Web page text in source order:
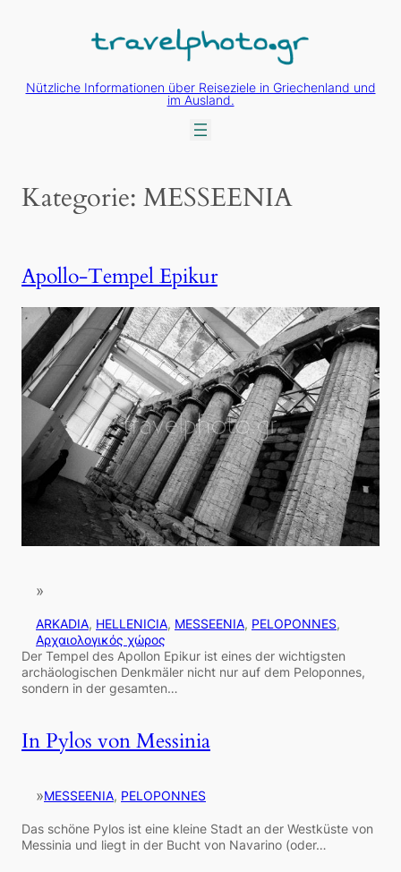
Nützliche Informationen über Reiseziele in Griechenland und
im Ausland.
Kategorie: MESSEENIA
Apollo-Tempel Epikur
»
ARKADIA, HELLENICIA, MESSEENIA, PELOPONNES
Αρχαιολογικός χώρος
Der Tempel des Apollon Epikur ist eines der wichtigsten
archäologischen Denkmäler nicht nur auf dem Peloponnes,
sondern in der gesamten…
In Pylos von Messinia
»MESSEENIA, PELOPONNES
Das schöne Pylos ist eine kleine Stadt an der Westküste von
Messinia und liegt in der Bucht von Navarino (oder…